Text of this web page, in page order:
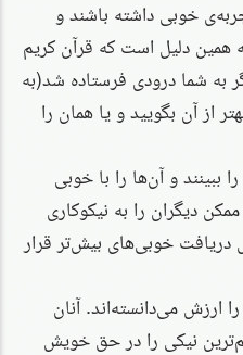
خوبی داشته باشند و
همین دلیل است که قرآن کریم
به شما درودی فرستاده شد(به
از آن بگویید و یا همان را
ببینند و آن‌ها را با خوبی
دیگران را به نیکوکاری
خوبی‌های بیش‌تر قرار
ارزش می‌دانسته‌اند. آنان
نیکی را در حق خویش